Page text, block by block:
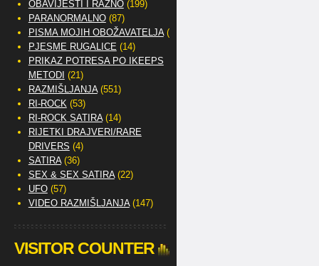
OBAVIJESTI I RAZNO(199)
PARANORMALNO(87)
PISMA MOJIH OBOŽAVATELJA(2)
PJESME RUGALICE (14)
PRIKAZ POTRESA PO IKEEPS
METODI (21)
RAZMIŠLJANJA(551)
RI-ROCK(53)
RI-ROCK SATIRA(14)
RIJETKI DRAJVERI/RARE
DRIVERS (4)
SATIRA(36)
SEX & SEX SATIRA(22)
UFO(57)
VIDEO RAZMIŠLJANJA(147)
VISITOR COUNTER